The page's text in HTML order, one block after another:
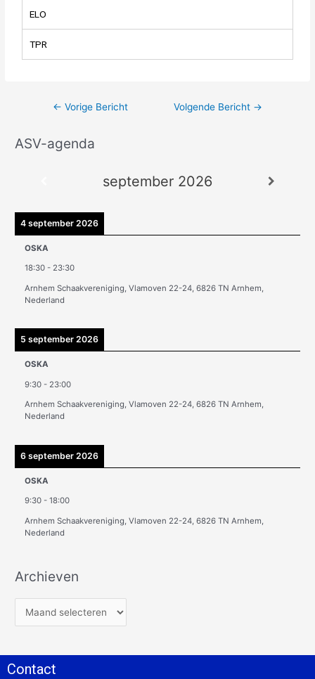
ELO
TPR
← Vorige Bericht Volgende Bericht →
ASV-agenda
september 2026
4 september 2026
OSKA
18:30 - 23:30
Arnhem Schaakvereniging, Vlamoven 22-24, 6826 TN Arnhem,
Nederland
5 september 2026
OSKA
9:30 - 23:00
Arnhem Schaakvereniging, Vlamoven 22-24, 6826 TN Arnhem,
Nederland
6 september 2026
OSKA
9:30 -18:00
Arnhem Schaakvereniging, Vlamoven 22-24, 6826 TN Arnhem,
Nederland
Archieven
A
e
Contact